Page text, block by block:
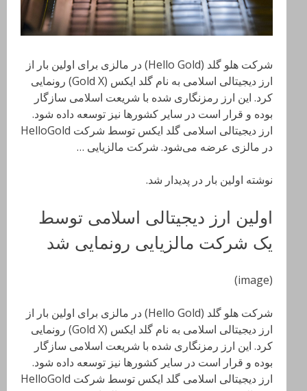
شرکت هلو گلد (Hello Gold) در مالزی برای اولین بار از
ارز دیجیتالی اسلامی به نام گلد ایکس (Gold X) رونمایی
کرد. این ارز رمزنگاری شده با شریعت اسلامی سازگار
بوده و قرار است در سایر کشورها نیز توسعه داده شود.
ارز دیجیتالی اسلامی گلد ایکس توسط شرکت HelloGold
در مالزی عرضه می‌شود. شرکت مالزیایی …
نوشته اولین بار در پدیدار شد.
اولین ارز دیجیتالی اسلامی توسط
یک شرکت مالزیایی رونمایی شد
(image)
شرکت هلو گلد (Hello Gold) در مالزی برای اولین بار از
ارز دیجیتالی اسلامی به نام گلد ایکس (Gold X) رونمایی
کرد. این ارز رمزنگاری شده با شریعت اسلامی سازگار
بوده و قرار است در سایر کشورها نیز توسعه داده شود.
ارز دیجیتالی اسلامی گلد ایکس توسط شرکت HelloGold